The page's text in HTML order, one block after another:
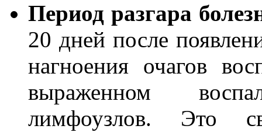
Период разгара
20 дней после
нагноения очагов
выраженном
лимфоузлов. Это